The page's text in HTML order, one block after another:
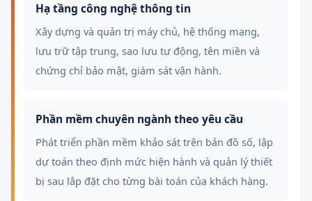
Hạ tầng công nghệ thông tin
Xây dựng và quản trị máy chủ, hệ thống mạng,
lưu trữ tập trung, sao lưu tự động, tên miền và
chứng chỉ bảo mật, giám sát vận hành.
Phần mềm chuyên ngành theo yêu cầu
Phát triển phần mềm khảo sát trên bản đồ số, lập
dự toán theo định mức hiện hành và quản lý thiết
bị sau lắp đặt cho từng bài toán của khách hàng.